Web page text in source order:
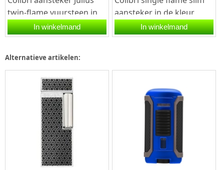
twin-flame vuursteen in
de kleur zwart. Het
bijzondere aan...
In winkelmand
aansteker in de kleur
charcoal, ofwel een matte
donkergrijze kleur met...
In winkelmand
Alternatieve artikelen: